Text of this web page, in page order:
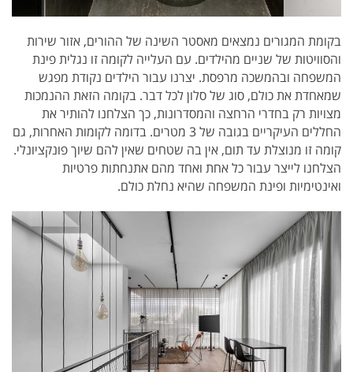
בקומת המגורים נמצאים מאסטר השינה של ההורים, אזור שירות
והסוויטות של שניים מהילדים. עם העלייה לקומה זו נגלית פינת
המשפחה ובהמשכה מרפסת. יצרנו עבור הילדים נקודת מפגש
שמאחדת את כולם, סוג של סלון לכל דבר. בקומה הזאת ההנמכות
מצויות רק בחדרי הרחצה והמסדרונות, כך הצלחנו להותיר את
החללים העיקריים בגובה של 3 מטרים. בדומה לקומות האחרות, גם
קומה זו מנוצלת עד תום, אין בה שטחים שאין להם שיוך פונקציונלי.
הצלחנו לייצר עבור כל אחת ואחד מהם אתנחתות פרטיות
ואינטימיות ופינת המשפחה שהיא נחלת כולם.